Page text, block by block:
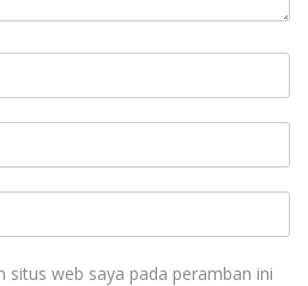
situs web saya pada peramban ini